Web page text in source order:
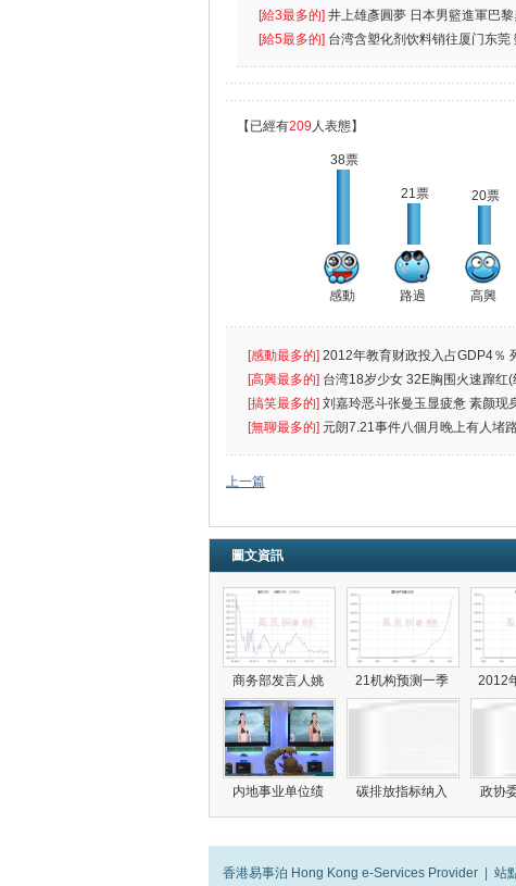
[給3最多的] 井上雄彥圓夢 日本男籃進軍巴黎
[給5最多的] 台湾含塑化剂饮料销往厦门东莞
【已經有209 人表態】
38票
感動
21票
路過
20票
高興
[感動最多的] 2012年教育财政投入占GDP4％
出首位
[高興最多的] 台湾18岁少女 32E胸围火速蹿红(
[搞笑最多的] 刘嘉玲恶斗张曼玉显疲惫 素颜现
遮
[無聊最多的] 元朗7.21事件八個月晚上有人堵
上一篇
圖文資訊
商务部发言人姚 21机构预测一季 2012
内地事业单位绩 碳排放指标纳入 政协
香港易事泊 Hong Kong e-Services Provider | 站